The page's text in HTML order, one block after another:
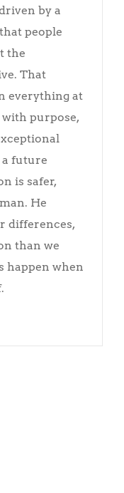
by a
people
the
That
everything at
with purpose,
a future
is safer,
He
differences,
than we
happen when